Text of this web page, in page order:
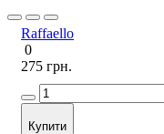
Raffaello
0
275 грн.
Купити